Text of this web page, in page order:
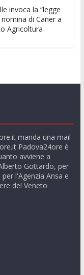
invoca la “legge
di Caner a
Agricoltura
manda una mail
Padova24ore è
avviene a
Gottardo, per
l'Agenzia Ansa e
del Veneto